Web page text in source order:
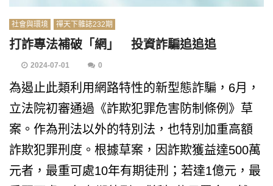
社會與環境 禪天下雜誌232期
打詐專法補破「網」 投資詐騙追追追
2024-07-01 0
為遏止此類利用網路特性的新型態詐騙，6月，
立法院初審通過《詐欺犯罪危害防制條例》草
案。作為刑法以外的特別法，也特別加重高額
詐欺犯罪刑度。根據草案，因詐欺獲益達500萬
元者，最重可處10年有期徒刑；若達1億元，最